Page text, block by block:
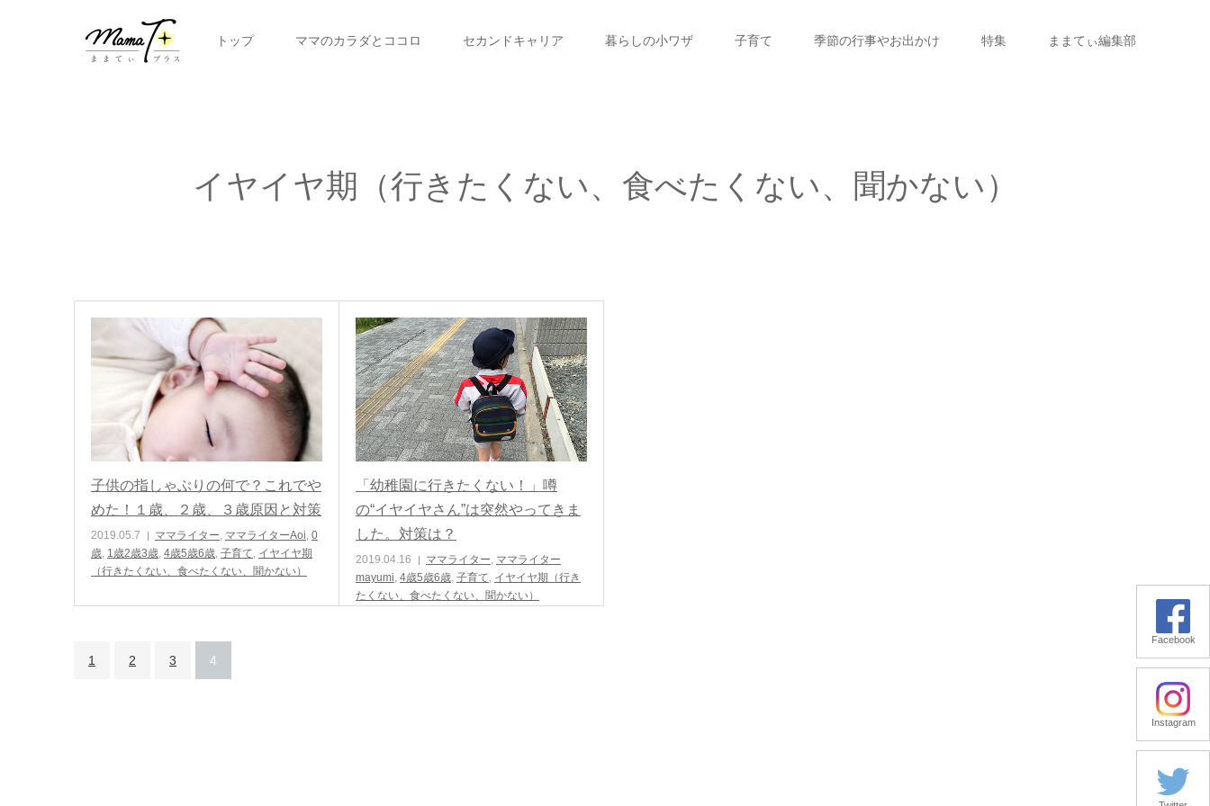
トップ ママのカラダとココロ セカンドキャリア 暮らしの小ワザ 子育て 季節の行事やお出かけ 特集 ままてぃ編集部
イヤイヤ期（行きたくない、食べたくない、聞かない）
子供の指しゃぶりの何で？これでや
めた！１歳、２歳、３歳原因と対策
2019.05.7 ママライター, ママライターAoi, 0
歳, 1歳2歳3歳, 4歳5歳6歳, 子育て, イヤイヤ期
（行きたくない、食べたくない、聞かない）
「幼稚園に行きたくない！」噂
の“イヤイヤさん”は突然やってきま
した。対策は？
2019.04.16 ママライター, ママライター
mayumi, 4歳5歳6歳, 子育て, イヤイヤ期（行き
たくない、食べたくない、聞かない）
1 2 3 4
Facebook
Instagram